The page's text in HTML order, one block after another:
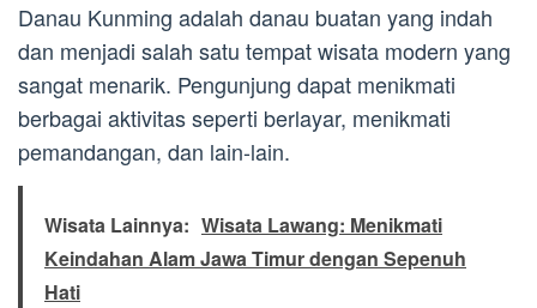
Danau Kunming adalah danau buatan yang indah
dan menjadi salah satu tempat wisata modern yang
sangat menarik. Pengunjung dapat menikmati
berbagai aktivitas seperti berlayar, menikmati
pemandangan, dan lain-lain.
Wisata Lainnya: Wisata Lawang: Menikmati
Keindahan Alam Jawa Timur dengan Sepenuh
Hati